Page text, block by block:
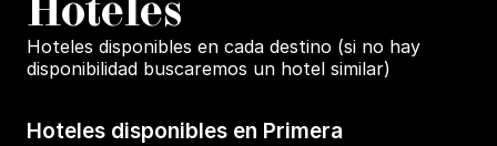
Hoteles disponibles en cada destino (si no hay
disponibilidad buscaremos un hotel similar)
Hoteles disponibles en Primera